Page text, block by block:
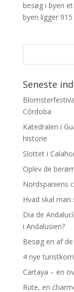
besøg i byen
byen ligger
Seneste
Córdoba
Katedralen i
historie
Slottet i
Oplev de
Nordspaniens
Hvad skal man
Dia de
i Andalusien?
Besøg en af
4 nye
Cartaya – en
Rute, en